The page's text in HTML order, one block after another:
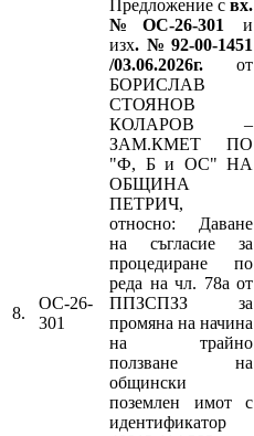
8.
ОС-26-
301
Предложение с вх.
№ОС-26-301и
изх.№92-00-1451
/03.06.2026г. от
БОРИСЛАВ
СТОЯНОВ
КОЛАРОВ –
ЗАМ.КМЕТ ПО
"Ф, Б и ОС" НА
ОБЩИНА
ПЕТРИЧ,
относно: Даване
на съгласие за
процедиране по
реда на чл. 78а от
ППЗСПЗЗ за
промяна на начина
на трайно
ползване на
общински
поземлен имот с
идентификатор